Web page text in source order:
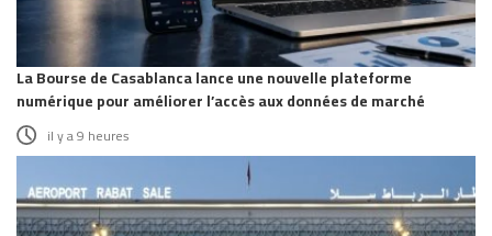
La Bourse de Casablanca lance une nouvelle plateforme
numérique pour améliorer l’accès aux données de marché
il y a 9 heures